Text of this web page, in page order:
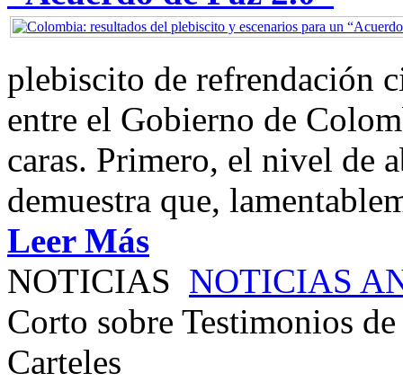
plebiscito de refrendación
entre el Gobierno de
caras. Primero, el nivel de
demuestra que,
Leer Más
NOTICIAS NOTICIAS
Corto sobre Testimonios
Carteles